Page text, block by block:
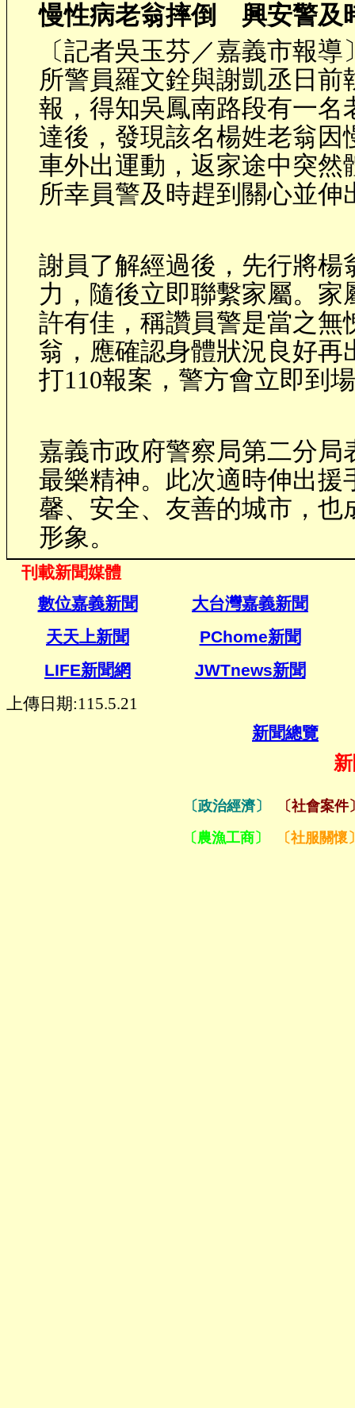
慢性病老翁摔倒 興安警及
〔記者吳玉芬／嘉義市報
所警員羅文銓與謝凱丞日
報，得知吳鳳南路段有一
達後，發現該名楊姓老翁
車外出運動，返家途中突
所幸員警及時趕到關心並伸
謝員了解經過後，先行將
力，隨後立即聯繫家屬。
許有佳，稱讚員警是當之
翁，應確認身體狀況良好
打110報案，警方會立即到
嘉義市政府警察局第二分
最樂精神。此次適時伸出
馨、安全、友善的城市，
形象。
刊載新聞媒體
數位嘉義新聞
大台灣嘉義新聞
天天上新聞
PChome新聞
LIFE新聞網
JWTnews新聞
上傳日期:115.5.21
新聞總覽
〔政治經濟〕
〔社會案件
〔農漁工商〕
〔社服關懷